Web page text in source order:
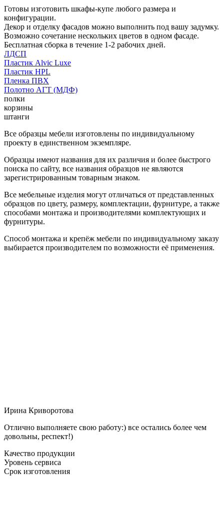
Готовы изготовить шкафы-купе любого размера и
конфигурации.
Декор и отделку фасадов можно выполнить под вашу задумку.
Возможно сочетание нескольких цветов в одном фасаде.
Бесплатная сборка в течение 1-2 рабочих дней.
ЛДСП
Пластик Alvic Luxe
Пластик HPL
Пленка ПВХ
Полотно АГТ (МДФ)
полки
корзины
штанги
Все образцы мебели изготовлены по индивидуальному
проекту в единственном экземпляре.
Образцы имеют названия для их различия и более быстрого
поиска по сайту, все названия образцов не являются
зарегистрированным товарным знаком.
Все мебельные изделия могут отличаться от представленных
образцов по цвету, размеру, комплектации, фурнитуре, а также
способами монтажа и производителями комплектующих и
фурнитуры.
Способ монтажа и крепёж мебели по индивидуальному заказу
выбирается производителем по возможности её применения.
Ирина Криворотова
Отлично выполняете свою работу:) все остались более чем
довольны, респект!)
Качество продукции
Уровень сервиса
Срок изготовления